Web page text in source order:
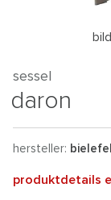
sessel
daron
hersteller:
produktdetails